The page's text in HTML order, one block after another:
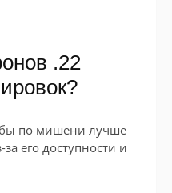
.22
по мишени лучше
его доступности и